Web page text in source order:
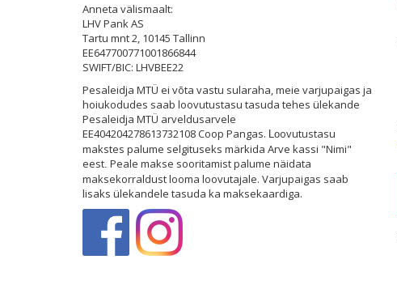
Anneta välismaalt:
LHV Pank AS
Tartu mnt 2, 10145 Tallinn
EE647700771001866844
SWIFT/BIC: LHVBEE22
Pesaleidja MTÜ ei võta vastu sularaha, meie varjupaigas ja
hoiukodudes saab loovutustasu tasuda tehes ülekande
Pesaleidja MTÜ arveldusarvele
EE404204278613732108 Coop Pangas. Loovutustasu
makstes palume selgituseks märkida Arve kassi "Nimi"
eest. Peale makse sooritamist palume näidata
maksekorraldust looma loovutajale. Varjupaigas saab
lisaks ülekandele tasuda ka maksekaardiga.